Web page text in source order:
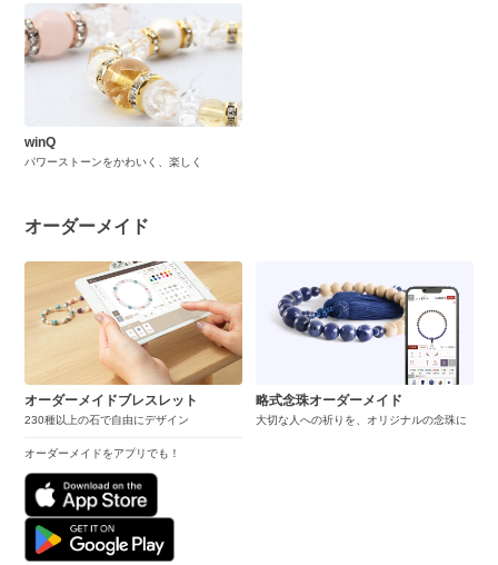
winQ
パワーストーンをかわいく、楽しく
オーダーメイド
オーダーメイドブレスレット
230種以上の石で自由にデザイン
オーダーメイドをアプリでも！
略式念珠オーダーメイド
大切な人への祈りを、オリジナルの念珠に